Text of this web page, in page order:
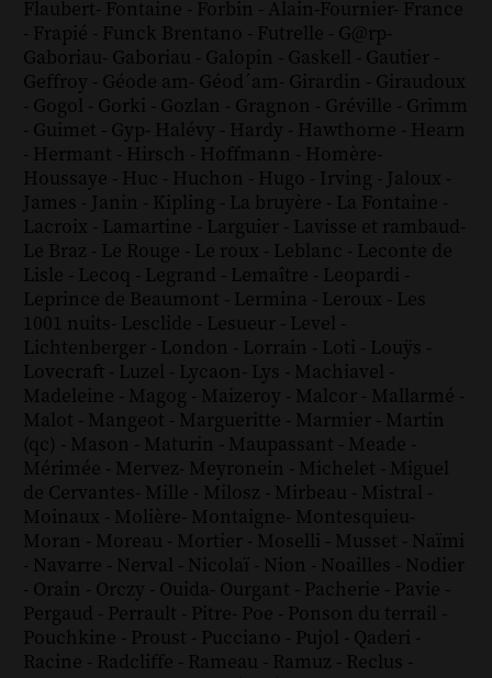
Flaubert- Fontaine - Forbin - Alain-Fournier- France
- Frapié - Funck Brentano - Futrelle - G@rp-
Gaboriau- Gaboriau - Galopin - Gaskell - Gautier -
Geffroy - Géode am- Géod´am- Girardin - Giraudoux
- Gogol - Gorki - Gozlan - Gragnon - Gréville - Grimm
- Guimet - Gyp- Halévy - Hardy - Hawthorne - Hearn
- Hermant - Hirsch - Hoffmann - Homère-
Houssaye - Huc - Huchon - Hugo - Irving - Jaloux -
James - Janin - Kipling - La bruyère - La Fontaine -
Lacroix - Lamartine - Larguier - Lavisse et rambaud-
Le Braz - Le Rouge - Le roux - Leblanc - Leconte de
Lisle - Lecoq - Legrand - Lemaître - Leopardi -
Leprince de Beaumont - Lermina - Leroux - Les
1001 nuits- Lesclide - Lesueur - Level -
Lichtenberger - London - Lorrain - Loti - Louÿs -
Lovecraft - Luzel - Lycaon- Lys - Machiavel -
Madeleine - Magog - Maizeroy - Malcor - Mallarmé -
Malot - Mangeot - Margueritte - Marmier - Martin
(qc) - Mason - Maturin - Maupassant - Meade -
Mérimée - Mervez- Meyronein - Michelet - Miguel
de Cervantes- Mille - Milosz - Mirbeau - Mistral -
Moinaux - Molière- Montaigne- Montesquieu-
Moran - Moreau - Mortier - Moselli - Musset - Naïmi
- Navarre - Nerval - Nicolaï - Nion - Noailles - Nodier
- Orain - Orczy - Ouida- Ourgant - Pacherie - Pavie -
Pergaud - Perrault - Pitre- Poe - Ponson du terrail -
Pouchkine - Proust - Pucciano - Pujol - Qaderi -
Racine - Radcliffe - Rameau - Ramuz - Reclus -